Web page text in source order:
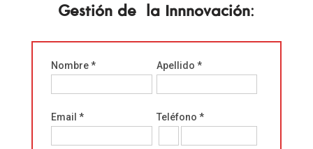
Gestión de la Innnovación:
Nombre * Apellido *
Email * Teléfono *